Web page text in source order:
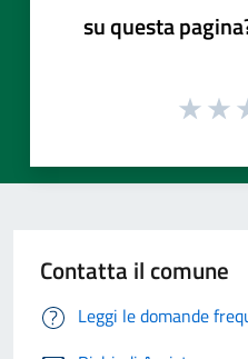
su questa
Contatta il comune
Leggi le domande